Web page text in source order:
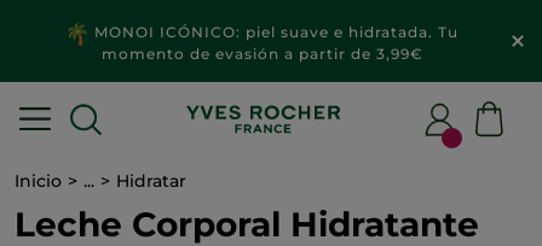
MONOI ICÓNICO: piel suave e hidratada. Tu
momento de evasión a partir de 3,99€
Inicio ... Hidratar
Leche Corporal Hidratante